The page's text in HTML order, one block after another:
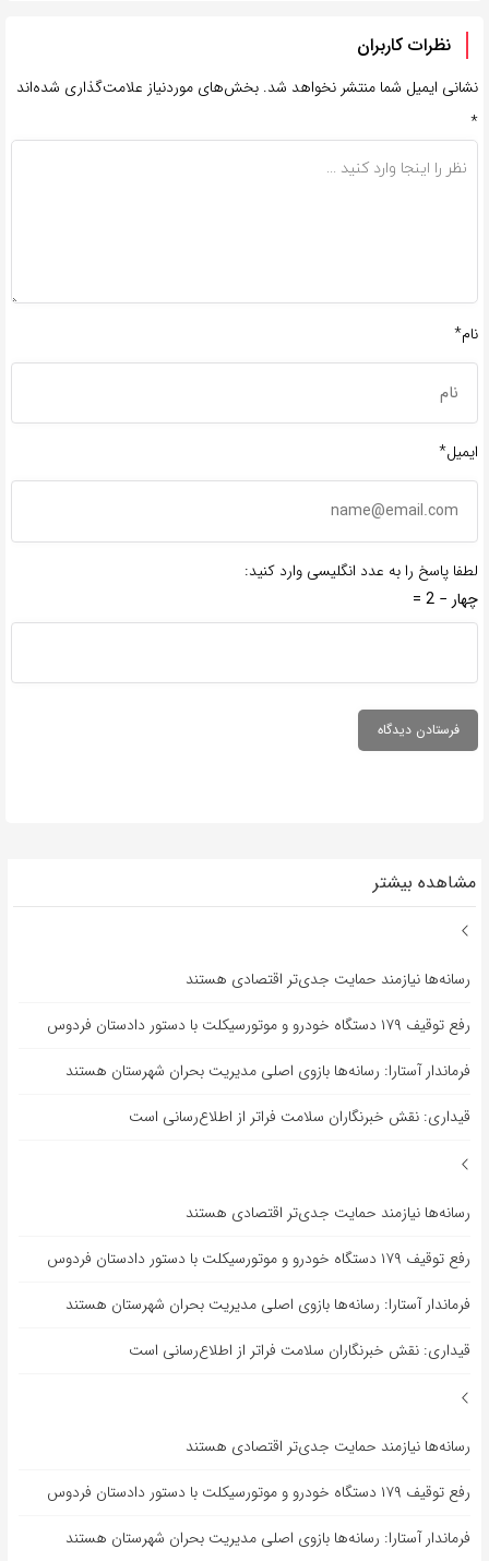
نظرات کاربران
نشانی ایمیل شما منتشر نخواهد شد. بخش‌های موردنیاز علامت‌گذاری شده‌اند
*
نام*
ایمیل*
لطفا پاسخ را به عدد انگلیسی وارد کنید:
چهار − 2 =
مشاهده بیشتر
رسانه‌ها نیازمند حمایت جدی‌تر اقتصادی هستند
رفع توقیف ۱۷۹ دستگاه خودرو و موتورسیکلت با دستور دادستان فردوس
فرماندار آستارا: رسانه‌ها بازوی اصلی مدیریت بحران شهرستان هستند
قیداری: نقش خبرنگاران سلامت فراتر از اطلاع‌رسانی است
رسانه‌ها نیازمند حمایت جدی‌تر اقتصادی هستند
رفع توقیف ۱۷۹ دستگاه خودرو و موتورسیکلت با دستور دادستان فردوس
فرماندار آستارا: رسانه‌ها بازوی اصلی مدیریت بحران شهرستان هستند
قیداری: نقش خبرنگاران سلامت فراتر از اطلاع‌رسانی است
رسانه‌ها نیازمند حمایت جدی‌تر اقتصادی هستند
رفع توقیف ۱۷۹ دستگاه خودرو و موتورسیکلت با دستور دادستان فردوس
فرماندار آستارا: رسانه‌ها بازوی اصلی مدیریت بحران شهرستان هستند